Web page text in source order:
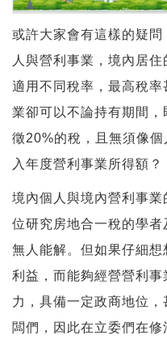
或許大家會有這樣的疑
人與營利事業，境內居
適用不同稅率，最高稅
業卻可以不論持有期間
徵20%的稅，且無須像
入年度營利事業所得額？
境內個人與境內營利事
位研究房地合一稅的學
無人能解。但如果仔細
利益，而能夠經營營利
力，具備一定政商地位
闆們，因此在立委們在